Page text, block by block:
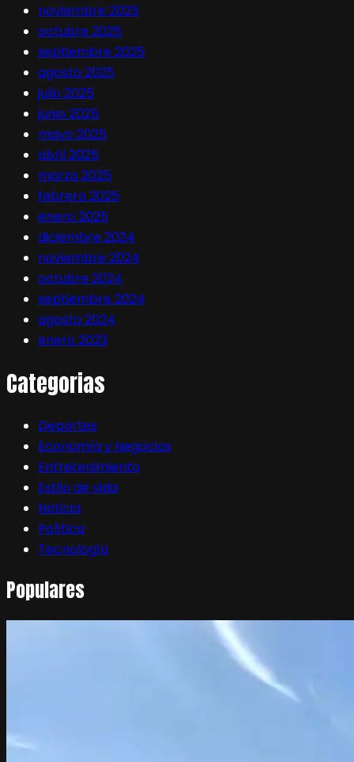
noviembre 2025
octubre 2025
septiembre 2025
agosto 2025
julio 2025
junio 2025
mayo 2025
abril 2025
marzo 2025
febrero 2025
enero 2025
diciembre 2024
noviembre 2024
octubre 2024
septiembre 2024
agosto 2024
enero 2023
Categorias
Deportes
Economía y Negocios
Entretenimiento
Estilo de vida
Noticia
Política
Tecnología
Populares